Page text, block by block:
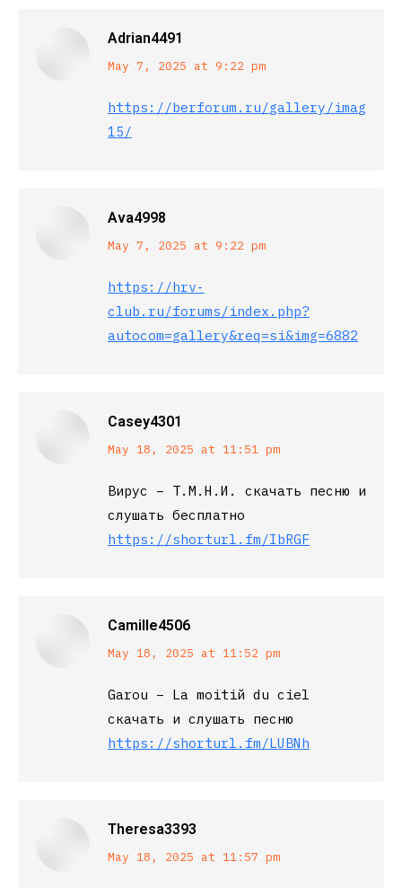
Adrian4491
says:
May 7, 2025 at 9:22 pm
https://berforum.ru/gallery/image/
15/
Ava4998
says:
May 7, 2025 at 9:22 pm
https://hrv-
club.ru/forums/index.php?
autocom=gallery&req=si&img=6882
Casey4301
says:
May 18, 2025 at 11:51 pm
Вирус – Т.М.Н.И. скачать песню и
слушать бесплатно
https://shorturl.fm/IbRGF
Camille4506
says:
May 18, 2025 at 11:52 pm
Garou – La moitiй du ciel
скачать и слушать песню
https://shorturl.fm/LUBNh
Theresa3393
says:
May 18, 2025 at 11:57 pm